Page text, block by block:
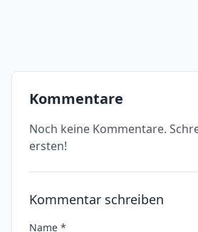
Kommentare
Noch keine Kommentare.
ersten!
Kommentar schreiben
Name *